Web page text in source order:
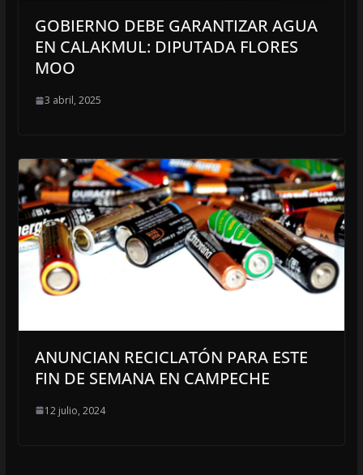
GOBIERNO DEBE GARANTIZAR AGUA
EN CALAKMUL: DIPUTADA FLORES
MOO
3 abril, 2025
ANUNCIAN RECICLATÓN PARA ESTE
FIN DE SEMANA EN CAMPECHE
12 julio, 2024